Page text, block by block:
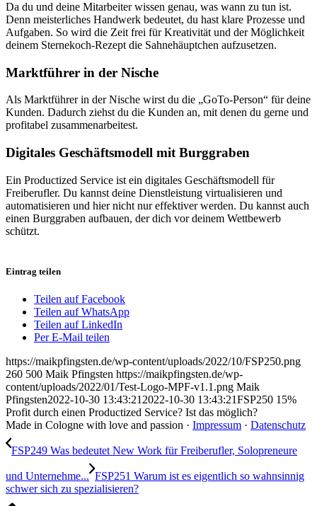
Da du und deine Mitarbeiter wissen genau, was wann zu tun ist.
Denn meisterliches Handwerk bedeutet, du hast klare Prozesse und
Aufgaben. So wird die Zeit frei für Kreativität und der Möglichkeit
deinem Sternekoch-Rezept die Sahnehäuptchen aufzusetzen.
Marktführer in der Nische
Als Marktführer in der Nische wirst du die „GoTo-Person“ für deine
Kunden. Dadurch ziehst du die Kunden an, mit denen du gerne und
profitabel zusammenarbeitest.
Digitales Geschäftsmodell mit Burggraben
Ein Productized Service ist ein digitales Geschäftsmodell für
Freiberufler. Du kannst deine Dienstleistung virtualisieren und
automatisieren und hier nicht nur effektiver werden. Du kannst auch
einen Burggraben aufbauen, der dich vor deinem Wettbewerb
schützt.
Eintrag teilen
Teilen auf Facebook
Teilen auf WhatsApp
Teilen auf LinkedIn
Per E-Mail teilen
https://maikpfingsten.de/wp-content/uploads/2022/10/FSP250.png
260 500 Maik Pfingsten https://maikpfingsten.de/wp-
content/uploads/2022/01/Test-Logo-MPF-v1.1.png Maik
Pfingsten2022-10-30 13:43:21 2022-10-30 13:43:21FSP250 15%
Profit durch einen Productized Service? Ist das möglich?
Made in Cologne with love and passion · Impressum · Datenschutz
FSP249 Was bedeutet New Work für Freiberufler, Solopreneure
und Unternehme... FSP251 Warum ist es eigentlich so wahnsinnig
schwer sich zu spezialisieren?